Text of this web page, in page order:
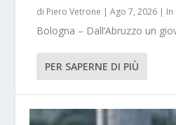
di Piero Vetrone |Ago 7, 2026 | In
Bologna – Dall’Abruzzo un
PER SAPERNE DI PIÙ